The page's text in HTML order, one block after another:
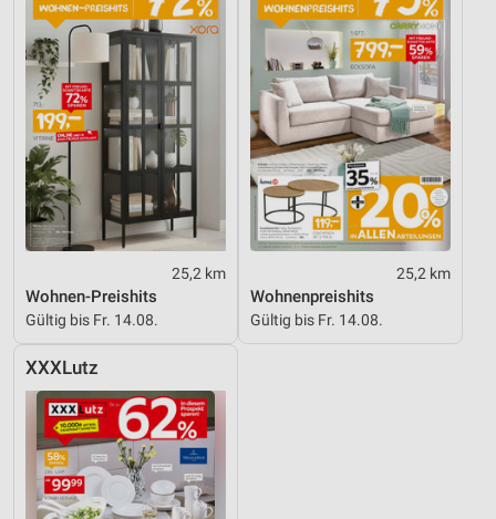
25,2 km
Wohnen-Preishits
Gültig bis Fr. 14.08.
25,2 km
Wohnenpreishits
Gültig bis Fr. 14.08.
XXXLutz